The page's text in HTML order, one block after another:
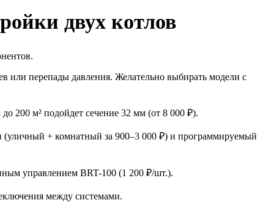
двух котлов
или перепады давления. Желательно выбирать модели с
200 м² подойдет сечение 32 мм (от 8 000 ₽).
(уличный + комнатный за 900–3 000 ₽) и программируемый
управлением BRT-100 (1 200 ₽/шт.).
между системами.